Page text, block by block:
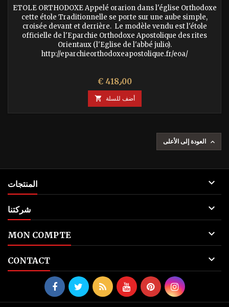
ETOLE ORTHODOXE Appelé orarion dans l'église Orthodoxe
cette étole Traditionnelle se porte sur une aube simple,
croisée devant et derrière. Le modèle vendu est l'étole
officielle de l'Eparchie Orthodoxe Apostolique des rites
Orientaux (l'Eglise de l'abbé julio).
http://eparchieorthodoxeapostolique.fr/eoa/
السعر € 418٫00
 أضف للسلة

المنتجات 
شركتنا 
MON COMPTE 
CONTACT 